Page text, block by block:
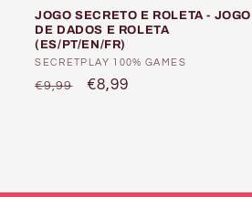
JOGO SECRETO E ROLETA - JOGO
DE DADOS E ROLETA
(ES/PT/EN/FR)
Fornecedor:
SECRETPLAY 100% GAMES
Preço
€9,99
Preço
€8,99